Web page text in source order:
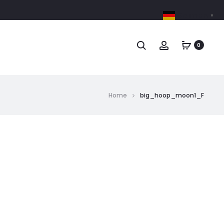
0
Home big_hoop_moon1_F
▼